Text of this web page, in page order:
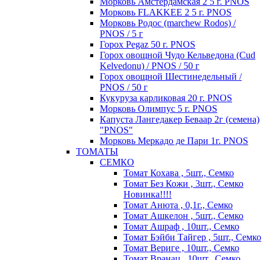
Морковь FLAKKEE 2 5 г. PNOS
Морковь Родос (marchew Rodos) /
PNOS / 5 г
Горох Pegaz 50 г. PNOS
Горох овощной Чудо Кельведона (Cud
Kelvedonu) / PNOS / 50 г
Горох овощной Шестинедельный /
PNOS / 50 г
Кукуруза карликовая 20 г. PNOS
Морковь Олимпус 5 г. PNOS
Капуста Лангедакер Беваар 2г (семена)
"PNOS"
Морковь Меркадо де Пари 1г. PNOS
ТОМАТЫ
СЕМКО
Томат Кохава , 5шт., Семко
Томат Без Кожи , 3шт., Семко
Новинка!!!!
Томат Анюта , 0,1г., Семко
Томат Ашкелон , 5шт., Семко
Томат Ашраф , 10шт., Семко
Томат Бэйби Тайгер , 5шт., Семко
Томат Вериге , 10шт., Семко